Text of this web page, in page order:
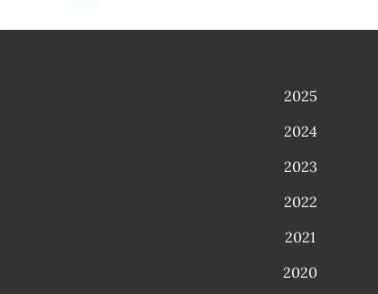
2025
2024
2023
2022
2021
2020